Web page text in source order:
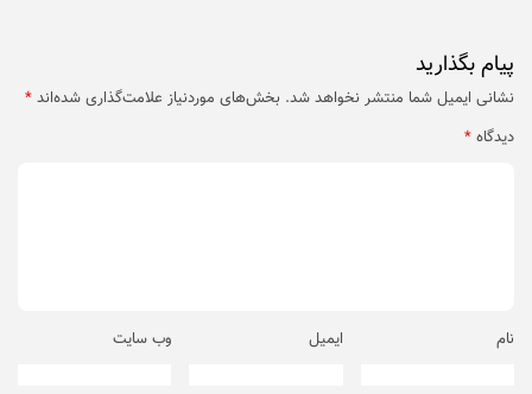
پیام بگذارید
نشانی ایمیل شما منتشر نخواهد شد. بخش‌های موردنیاز علامت‌گذاری شده‌اند *
دیدگاه *
نام ایمیل وب‌ سایت